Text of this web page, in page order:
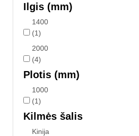
Ilgis (mm)
1400
(1)
2000
(4)
Plotis (mm)
1000
(1)
Kilmės šalis
Kinija